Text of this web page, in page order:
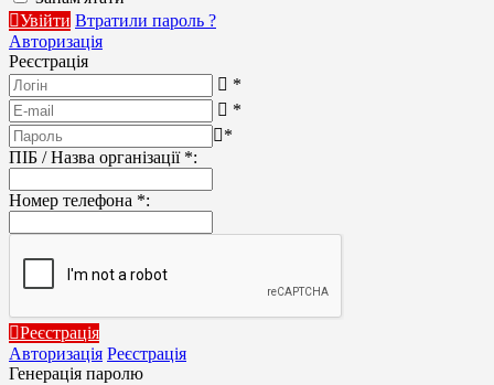
Увійти Втратили пароль ?
Авторизація
Реєстрація
*
*
*
ПІБ / Назва організації *:
Номер телефона *:
Реєстрація
Авторизація Реєстрація
Генерація паролю